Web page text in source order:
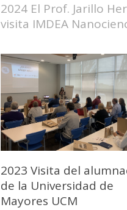
2024 El Prof. Jarillo
visita IMDEA
2023 Visita del
de la Universidad de
Mayores UCM